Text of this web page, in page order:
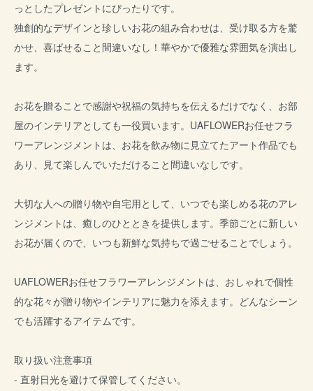
っとしたプレゼントにぴったりです。
独創的なデザインと珍しいお花の組み合わせは、受け取る方を驚
かせ、喜ばせること間違いなし！華やかで優雅な雰囲気を演出し
ます。
お花を贈ることで感謝や祝福の気持ちを伝えるだけでなく、お部
屋のインテリアとしても一役買います。UAFLOWERお任せフラ
ワーアレンジメントは、お花を飲み物に見立てたアート作品でも
あり、見て楽しんでいただけること間違いなしです。
大切な人への贈り物や自宅用として、いつでも楽しめる花のアレ
ンジメントは、癒しのひとときを提供します。季節ごとに新しい
お花が届くので、いつも新鮮な気持ちで過ごせることでしょう。
UAFLOWERお任せフラワーアレンジメントは、おしゃれで個性
的な花々が贈り物やインテリアに魅力を添えます。どんなシーン
でも活躍するアイテムです。
取り扱い注意事項
- 直射日光を避けて保管してください。